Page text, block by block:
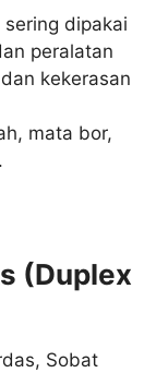
dipakai
peralatan
kekerasan
mata bor,
(Duplex
Sobat